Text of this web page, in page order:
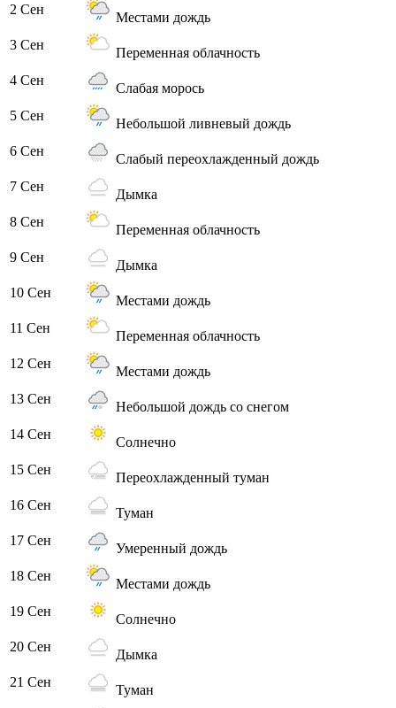
2 Сен
Местами дождь
3 Сен
Переменная облачность
4 Сен
Слабая морось
5 Сен
Небольшой ливневый дождь
6 Сен
Слабый переохлажденный дождь
7 Сен
Дымка
8 Сен
Переменная облачность
9 Сен
Дымка
10 Сен
Местами дождь
11 Сен
Переменная облачность
12 Сен
Местами дождь
13 Сен
Небольшой дождь со снегом
14 Сен
Солнечно
15 Сен
Переохлажденный туман
16 Сен
Туман
17 Сен
Умеренный дождь
18 Сен
Местами дождь
19 Сен
Солнечно
20 Сен
Дымка
21 Сен
Туман